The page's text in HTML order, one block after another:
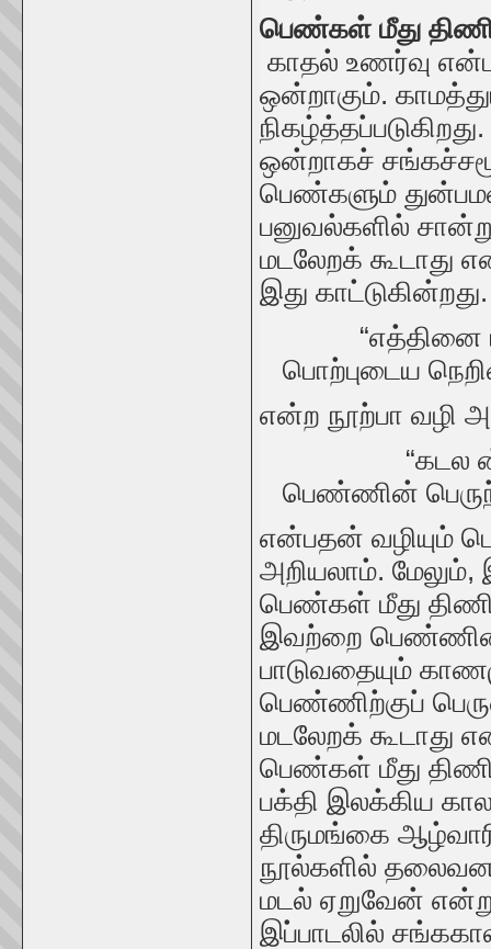
பெண்கள் மீது
காதல் உணர்வு
ஒன்றாகும்.
ஒன்றாகச்
பெண்களும்
பனுவல்களில்
மடலேறக் கூடாது
இது
“எத்தினை
பொற்புடைய
என்ற நூற்பா வழி
“கடல
பெண்ணின்
என்பதன் வழியும்
அறியலாம்.
பெண்கள் மீது
இவற்றை பெண்ணின்
பாடுவதையும்
பெண்ணிற்குப்
மடலேறக் கூடாது
பெண்கள் மீது
பக்தி இலக்கிய
திருமங்கை
நூல்களில்
மடல் ஏறுவேன்
இப்பாடலில்